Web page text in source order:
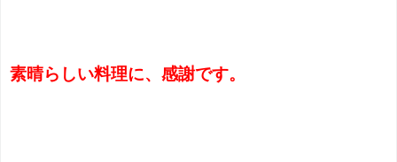
素晴らしい料理に、感謝です。